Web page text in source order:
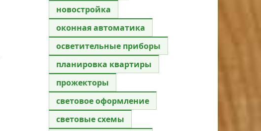
новостройка
оконная автоматика
осветительные приборы
планировка квартиры
прожекторы
световое оформление
световые схемы